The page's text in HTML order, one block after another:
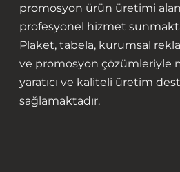
promosyon ürün üretimi
profesyonel hizmet
Plaket, tabela, kurumsal
ve promosyon çözümleriyle
yaratıcı ve kaliteli üretim
sağlamaktadır.